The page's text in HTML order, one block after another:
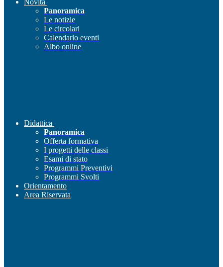
Novità
Panoramica
Le notizie
Le circolari
Calendario eventi
Albo online
Didattica
Panoramica
Offerta formativa
I progetti delle classi
Esami di stato
Programmi Preventivi
Programmi Svolti
Orientamento
Area Riservata